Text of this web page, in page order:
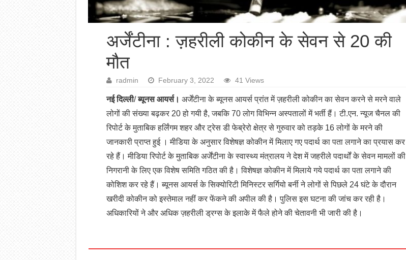
अर्जेंटीना : ज़हरीली कोकीन के सेवन से 20 की
मौत
radmin February 3, 2022 41 Views
नई दिल्ली/ब्यूनस आयर्स। अर्जेंटीना के ब्यूनस आयर्स प्रांत में ज़हरीली कोकीन का सेवन करने से मरने वाले
लोगों की संख्या बढ़कर 20 हो गयी है, जबकि 70 लोग विभिन्न अस्पतालों में भर्ती हैं। टी.एन. न्यूज चैनल की
रिपोर्ट के मुताबिक हर्लिंगम शहर और ट्रेस डी फेब्रेरो क्षेत्र से गुरुवार को तड़के 16 लोगों के मरने की
जानकारी प्राप्त हुई । मीडिया के अनुसार विशेषज्ञ कोकीन में मिलाए गए पदार्थ का पता लगाने का प्रयास कर
रहे हैं। मीडिया रिपोर्ट के मुताबिक अर्जेंटीना के स्वास्थ्य मंत्रालय ने देश में जहरीले पदार्थों के सेवन मामलों की
निगरानी के लिए एक विशेष समिति गठित की है। विशेषज्ञ कोकीन में मिलाये गये पदार्थ का पता लगाने की
कोशिश कर रहे हैं। ब्यूनस आयर्स के सिक्योरिटी मिनिस्टर सर्गियो बर्नी ने लोगों से पिछले 24 घंटे के दौरान
खरीदी कोकीन को इस्तेमाल नहीं कर फेंकने की अपील की है। पुलिस इस घटना की जांच कर रही है।
अधिकारियों ने और अधिक ज़हरीली ड्रग्स के इलाके में फैले होने की चेतावनी भी जारी की है।